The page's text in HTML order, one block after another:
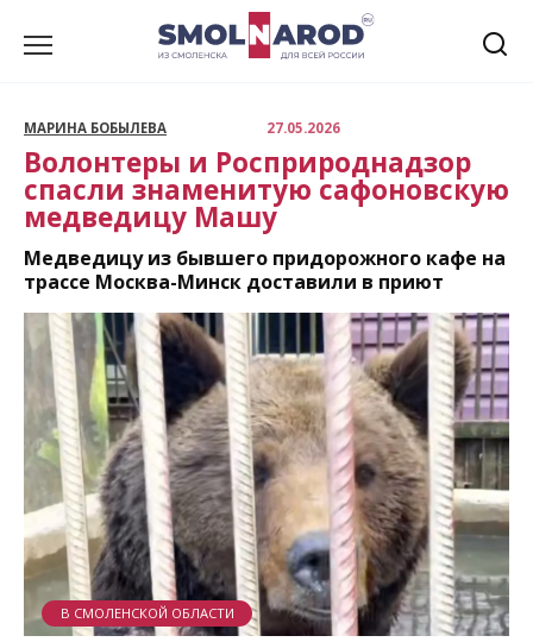
МАРИНА БОБЫЛЕВА 27.05.2026
Волонтеры и Росприроднадзор
спасли знаменитую сафоновскую
медведицу Машу
Медведицу из бывшего придорожного кафе на
трассе Москва-Минск доставили в приют
В СМОЛЕНСКОЙ ОБЛАСТИ